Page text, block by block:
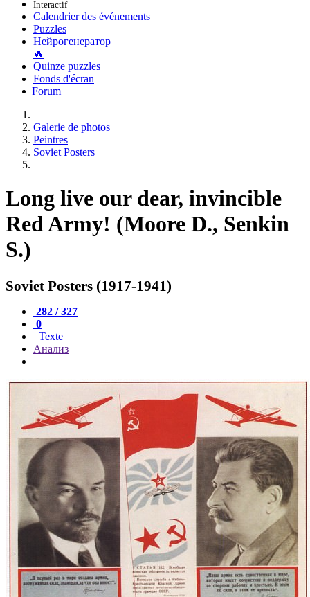
Interactif
Calendrier des événements
Puzzles
Нейрогенератор
🔥
Quinze puzzles
Fonds d'écran
Forum
Galerie de photos
Peintres
Soviet Posters
Long live our dear, invincible
Red Army! (Moore D., Senkin
S.)
Soviet Posters (1917-1941)
282 / 327
0
Texte
Анализ